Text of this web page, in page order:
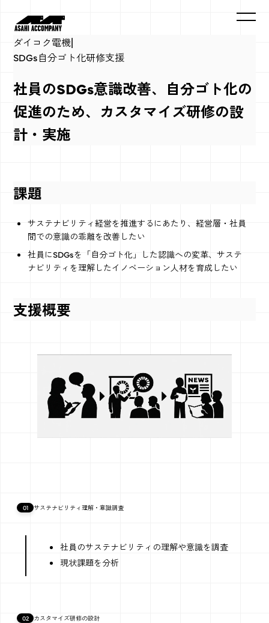
ダイコク電機|
SDGs自分ゴト化研修支援
社員のSDGs意識改善、自分ゴト化の
促進のため、カスタマイズ研修の設
計・実施
課題
​サステナビリティ経営を推進するにあたり、経営層・社員
間での意識の乖離を改善したい
社員にSDGsを「自分ゴト化」した認識への変革、サステ
ナビリティを理解したイノベーション人材を育成したい
支援概要
01 サステナビリティ理解・意識調査
社員のサステナビリティの理解や意識を調査
現状課題を分析
02 カスタマイズ研修の設計